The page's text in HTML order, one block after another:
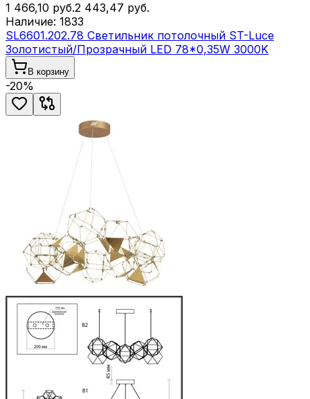
1 466,10 руб.2 443,47 руб.
Наличие: 1833
SL6601.202.78 Светильник потолочный ST-Luce
Золотистый/Прозрачный LED 78*0,35W 3000K
В корзину
-20%